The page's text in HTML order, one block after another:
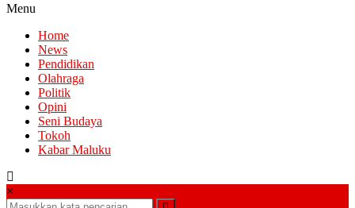
Harian
Sulsel
Menu
Home
News
Pendidikan
Olahraga
Politik
Opini
Seni Budaya
Tokoh
Kabar Maluku
×